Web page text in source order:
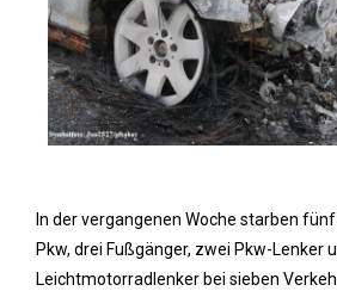
In der vergangenen Woche starben
Pkw, drei Fußgänger, zwei Pkw-Lenker
Leichtmotorradlenker bei sieben